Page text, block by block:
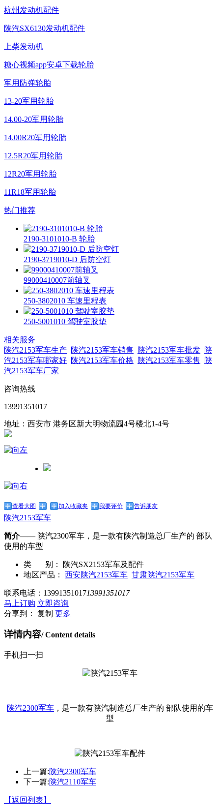
杭州发动机配件
陕汽SX6130发动机配件
上柴发动机
糖心视频app安卓下载轮胎
军用防弹轮胎
13-20军用轮胎
14.00-20军用轮胎
14.00R20军用轮胎
12.5R20军用轮胎
12R20军用轮胎
11R18军用轮胎
热门推荐
2190-3101010-B 轮胎
2190-3719010-D 后防空灯
99000410007前轴叉
250-3802010 车速里程表
250-5001010 驾驶室胶垫
相关服务
陕汽2153军车生产 陕汽2153军车销售 陕汽2153军车批发 陕
汽2153军车哪家好 陕汽2153军车价格 陕汽2153军车零售
陕
汽2153军车厂家
咨询热线
13991351017
地址：西安市 港务区新大明物流园4号楼北1-4号
查看大图 加入收藏夹 我要评价 告诉朋友
陕汽2153军车
简介——陕汽2300军车，是一款有陕汽制造总厂生产的 部队
使用的车型
类 别：
陕汽SX2153军车及配件
地区产品：
西安陕汽2153军车 甘肃陕汽2153军车
联系电话： 1399135101713991351017
马上订购 立即咨询
分享到：
复制 更多
详情内容/ Content details
手机扫一扫
陕汽2300军车 ，是一款有陕汽制造总厂生产的 部队使用的车
型
上一篇:陕汽2300军车
下一篇:陕汽2110军车
【返回列表】